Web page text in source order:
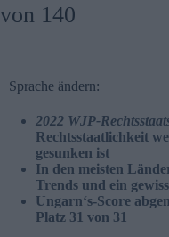
von 140
Sprache ändern:
2022 WJP-
Rechtsstaatlichkeit
gesunken ist
In den meisten
Trends und ein
Ungarn‘s-Score
Platz 31 von 31